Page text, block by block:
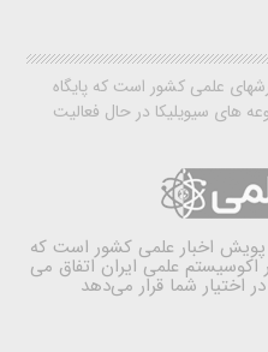
علمی کشور است که پایگاه
های سیویلیکا در حال فعالیت
اخبار علمی کشور است که
علمی ایران اتفاق می
اختیار شما قرار می‌دهد